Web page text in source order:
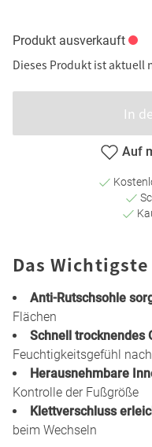
Produkt ausverkauft
Dieses Produkt ist aktuell
In
Auf
Das
Anti-Rutschsohle
Flächen
Schnell trocknendes
Feuchtigkeitsgefühl
Herausnehmbare
Kontrolle der Fußgröße
Klettverschluss
beim Wechseln